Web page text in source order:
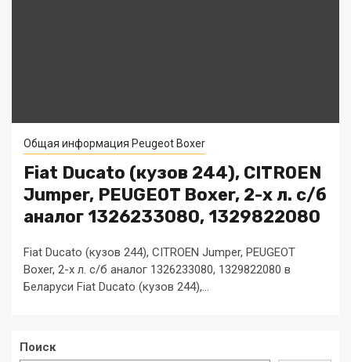
Общая информация Peugeot Boxer
Fiat Ducato (кузов 244), CITROEN
Jumper, PEUGEOT Boxer, 2-х л. с/б
аналог 1326233080, 1329822080
Fiat Ducato (кузов 244), CITROEN Jumper, PEUGEOT
Boxer, 2-х л. с/б аналог 1326233080, 1329822080 в
Беларуси Fiat Ducato (кузов 244),...
Поиск